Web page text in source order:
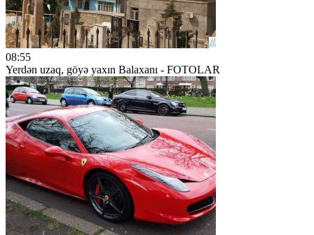
08:55
Yerdən uzaq, göyə yaxın Balaxanı - FOTOLAR